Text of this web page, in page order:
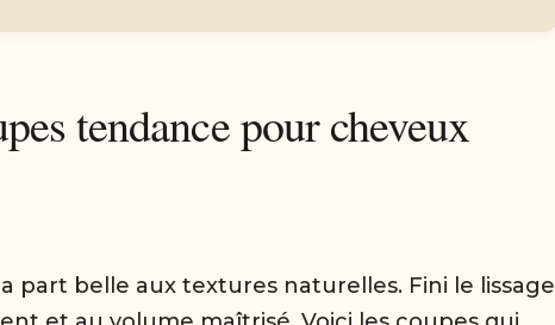
tendance pour cheveux
part belle aux textures naturelles. Fini le lissage